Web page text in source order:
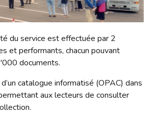
du service est effectuée par 2
et performants, chacun pouvant
documents.
catalogue informatisé (OPAC) dans
aux lecteurs de consulter